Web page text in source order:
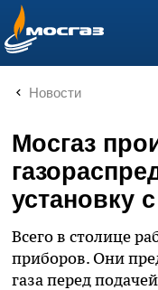
info@mos-gaz.ru
Новости
Мосгаз
установку
Всего в столице
приборов. Они
газа перед